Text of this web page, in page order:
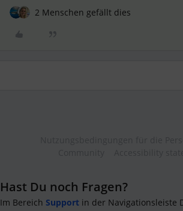
2 Menschen gefällt dies
Hast Du noch Fragen?
Im Bereich Support in der Navigationsleiste